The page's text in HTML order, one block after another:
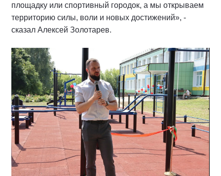
площадку или спортивный городок, а мы открываем
территорию силы, воли и новых достижений», -
сказал Алексей Золотарев.